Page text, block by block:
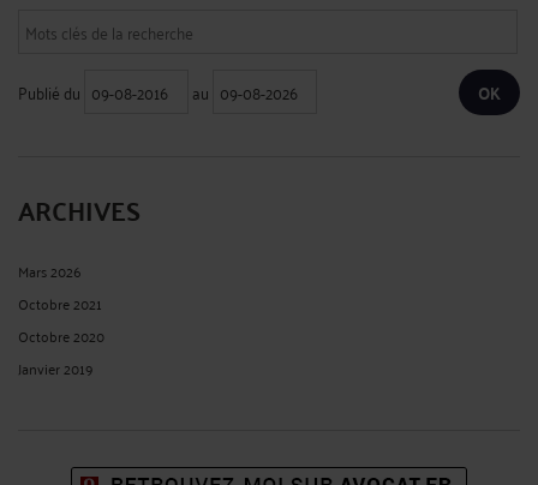
Publié du au
ARCHIVES
Mars 2026
Octobre 2021
Octobre 2020
Janvier 2019